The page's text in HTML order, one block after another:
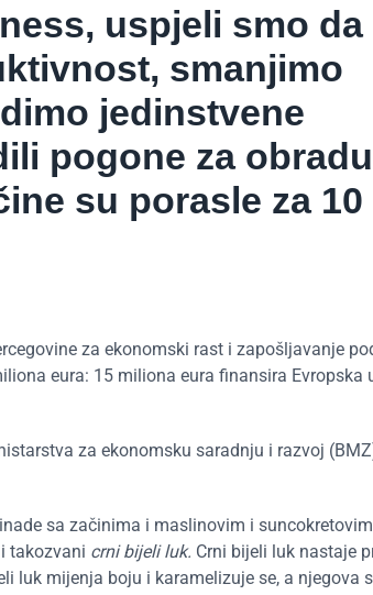
uspjeli smo da
smanjimo
jedinstvene
pogone za obradu
su porasle za 10
za ekonomski rast i zapošljavanje
eura: 15 miliona eura finansira Evropska
za ekonomsku saradnju i razvoj
sa začinima i maslinovim i
takozvani crni bijeli luk. Crni bijeli luk nastaje
luk mijenja boju i karamelizuje se, a njegova